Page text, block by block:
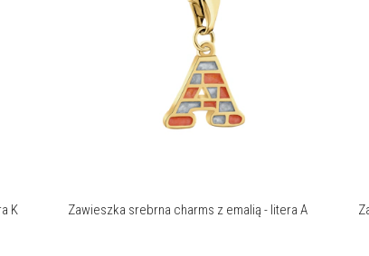
K Zawieszka srebrna charms z emalią - litera A